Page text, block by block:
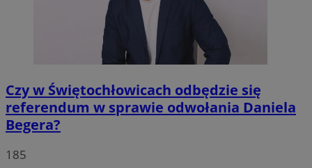
Czy w Świętochłowicach odbędzie się
referendum w sprawie odwołania Daniela
Begera?
185